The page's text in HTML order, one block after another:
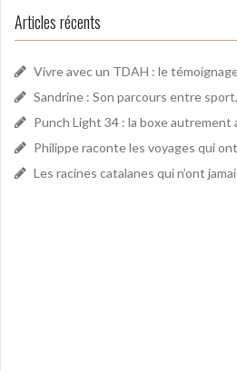
Articles récents
Vivre avec un TDAH : le
Sandrine : Son parcours entre
Punch Light 34 : la boxe autrement
Philippe raconte les voyages qui
Les racines catalanes qui n’ont